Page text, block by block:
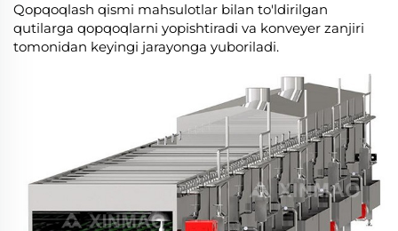
Qopqoqlash qismi mahsulotlar bilan to'ldirilgan
qutilarga qopqoqlarni yopishtiradi va konveyer zanjiri
tomonidan keyingi jarayonga yuboriladi.